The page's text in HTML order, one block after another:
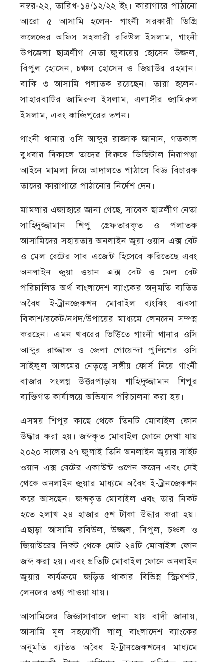
নম্বর-২২, তারিখ-১৪/১২/২২ ইং। কারাগারে পাঠানো
আরো ৫ আসামি হলেন- গাংনী সরকারী ডিগ্রি
কলেজের অফিস সহকারী রবিউল ইসলাম, গাংনী
উপজেলা ছাত্রলীগ নেতা জুবায়ের হোসেন উজ্জল,
বিপুল হোসেন, চঞ্চল হোসেন ও জিয়াউর রহমান।
বাকি ৩ আসামি পলাতক রয়েছেন। তারা হলেন-
সাহারবাটির জামিরুল ইসলাম, এলাঙ্গীর জামিরুল
ইসলাম, এবং কাজিপুরের তপন।
গাংনী থানার ওসি আব্দুর রাজ্জাক জানান, গতকাল
বুধবার বিকালে তাদের বিরুদ্ধে ডিজিটাল নিরাপত্তা
আইনে মামলা দিয়ে আদালতে পাঠালে বিজ্ঞ বিচারক
তাদের কারাগারে পাঠানোর নির্দেশ দেন।
মামলার এজাহারে জানা গেছে, সাবেক ছাত্রলীগ নেতা
সাহিদুজ্জামান শিপু গ্রেফতারকৃত ও পলাতক
আসামিদের সহায়তায় অনলাইন জুয়া ওয়ান এক্স বেট
ও মেল বেটের সাব এজেন্ট হিসেবে করিতেছে এবং
অনলাইন জুয়া ওয়ান এক্স বেট ও মেল বেট
পরিচালিত অর্থ বাংলাদেশ ব্যাংকের অনুমতি ব্যতিত
অবৈধ ই-ট্রানজেকশন মোবাইল ব্যংকিং ব্যবসা
বিকাশ/রকেট/নগদ/উপায়ের মাধ্যমে লেনদেন সম্পন্ন
করছেন। এমন খবরের ভিত্তিতে গাংনী থানার ওসি
আব্দুর রাজ্জাক ও জেলা গোয়েন্দা পুলিশের ওসি
সাইফুল আলমের নেতৃত্বে সঙ্গীয় ফোর্স নিয়ে গাংনী
বাজার সংলগ্ন উত্তরপাড়ায় শাহিদুজ্জামান শিপুর
ব্যক্তিগত কার্যালয়ে অভিযান পরিচালনা করা হয়।
এসময় শিপুর কাছে থেকে তিনটি মোবাইল ফোন
উদ্ধার করা হয়। জব্দকৃত মোবাইল ফোনে দেখা যায়
২০২০ সালের ২৭ জুলাই তিনি অনলাইন জুয়ার সাইট
ওয়ান এক্স বেটের একাউন্ট ওপেন করেন এবং সেই
থেকে অনলাইন জুয়ার মাধ্যমে অবৈধ ই-ট্রানজেকশন
করে আসছেন। জব্দকৃত মোবাইল এবং তার নিকট
হতে ২লাখ ২৪ হাজার ৫শ টাকা উদ্ধার করা হয়।
এছাড়া আসামি রবিউল, উজ্জল, বিপুল, চঞ্চল ও
জিয়াউরের নিকট থেকে মোট ২৪টি মোবাইল ফোন
জব্দ করা হয়। এবং প্রতিটি মোবাইল ফোনে অনলাইন
জুয়ার কার্যক্রমে জড়িত থাকার বিভিন্ন স্ক্রিণশট,
লেনদের তথ্য পাওয়া যায়।
আসামিদের জিজ্ঞাসাবাদে জানা যায় বাদী জানায়,
আসামি মূল সহযোগী লালু বাংলাদেশ ব্যাংকের
অনুমতি ব্যতিত অবৈধ ই-ট্রানজেকশনের মাধ্যমে